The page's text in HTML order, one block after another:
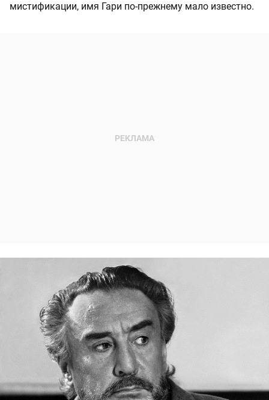
мистификации, имя Гари по-прежнему мало известно.